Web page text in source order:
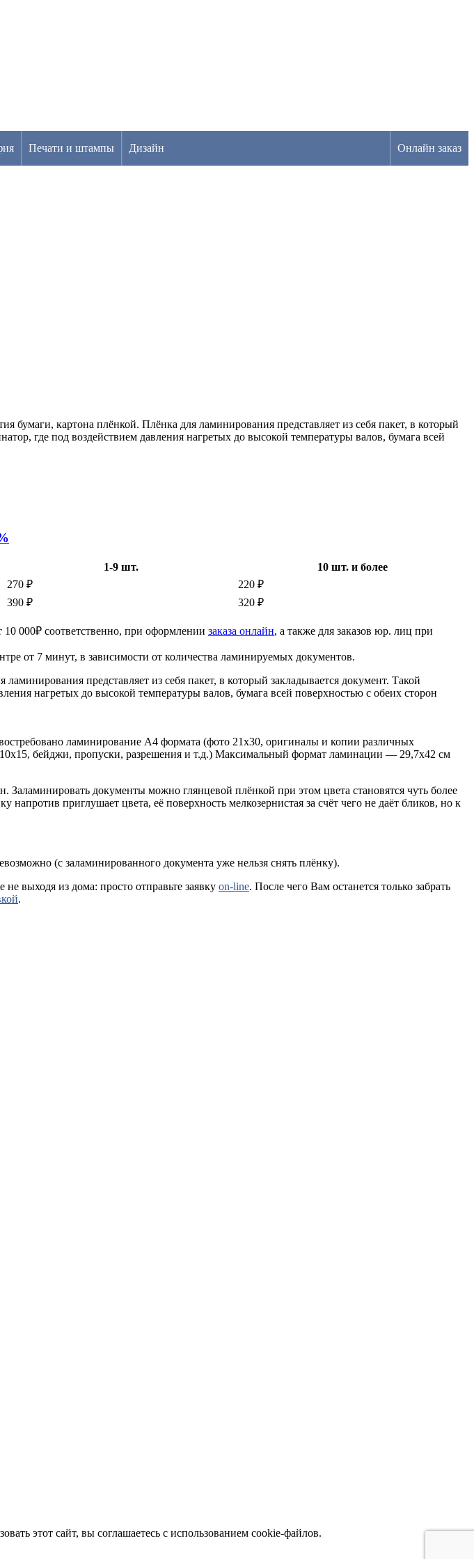
Печати и штампы Дизайн
Онлайн заказ
картона плёнкой. Плёнка для ламинирования представляет из себя пакет, в который
где под воздействием давления нагретых до высокой температуры валов, бумага всей
1-9 шт.
10 шт. и более
270 ₽
220 ₽
390 ₽ 320 ₽
10 000₽ соответственно, при оформлении заказа онлайн, а также для заказов юр. лиц при
от 7 минут, в зависимости от количества ламинируемых документов.
представляет из себя пакет, в который закладывается документ. Такой
нагретых до высокой температуры валов, бумага всей поверхностью с обеих сторон
ламинирование А4 формата (фото 21х30, оригиналы и копии различных
бейджи, пропуски, разрешения и т.д.) Максимальный формат ламинации — 29,7х42 см
документы можно глянцевой плёнкой при этом цвета становятся чуть более
приглушает цвета, её поверхность мелкозернистая за счёт чего не даёт бликов, но к
(с заламинированного документа уже нельзя снять плёнку).
выходя из дома: просто отправьте заявку on-line. После чего Вам останется только забрать
.
этот сайт, вы соглашаетесь с использованием cookie-файлов.